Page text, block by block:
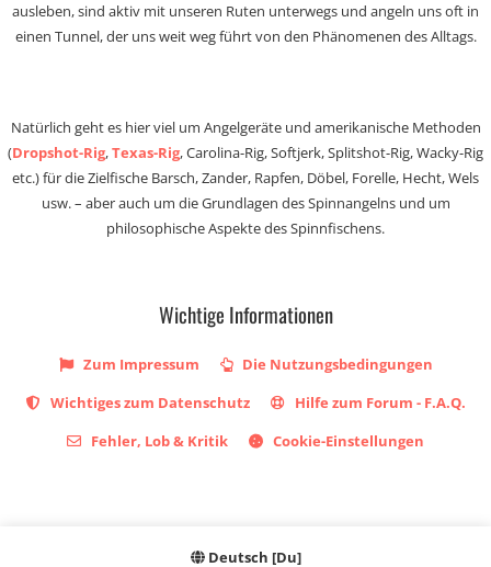
ausleben, sind aktiv mit unseren Ruten unterwegs und angeln uns oft in
einen Tunnel, der uns weit weg führt von den Phänomenen des Alltags.
Natürlich geht es hier viel um Angelgeräte und amerikanische Methoden
(Dropshot-Rig,Texas-Rig, Carolina-Rig, Softjerk, Splitshot-Rig, Wacky-Rig
etc.) für die Zielfische Barsch, Zander, Rapfen, Döbel, Forelle, Hecht, Wels
usw. – aber auch um die Grundlagen des Spinnangelns und um
philosophische Aspekte des Spinnfischens.
Wichtige Informationen
Zum Impressum
Die Nutzungsbedingungen
Wichtiges zum Datenschutz
Hilfe zum Forum - F.A.Q.
Fehler, Lob & Kritik
Cookie-Einstellungen
Deutsch [Du]